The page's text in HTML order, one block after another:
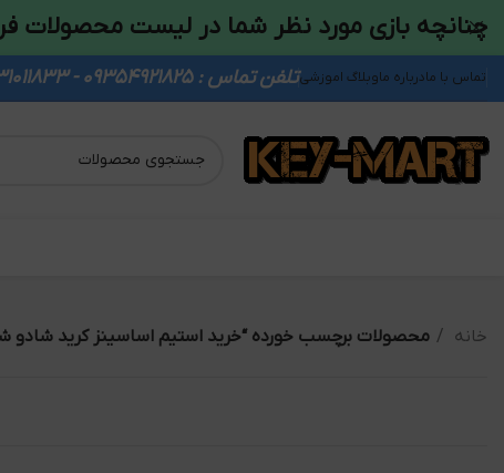
تماس با مادرباره ماوبلاگ اموزشیتلفن تماس : 09354921825 - 09931011833
خانه محصولات برچسب خورده “خرید استیم اساسینز کرید شادو
چنانچه بازی مورد نظر شما در لیست محصولات